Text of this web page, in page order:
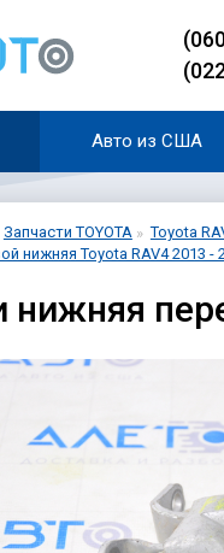
Авто из США
Запчасти TOYOTA Toyota
нижняя Toyota RAV4 2013 -
нижняя